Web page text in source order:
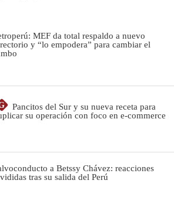
MEF da total respaldo a nuevo
y “lo empodera” para cambiar el
Pancitos del Sur y su nueva receta para
su operación con foco en e-commerce
a Betssy Chávez: reacciones
tras su salida del Perú